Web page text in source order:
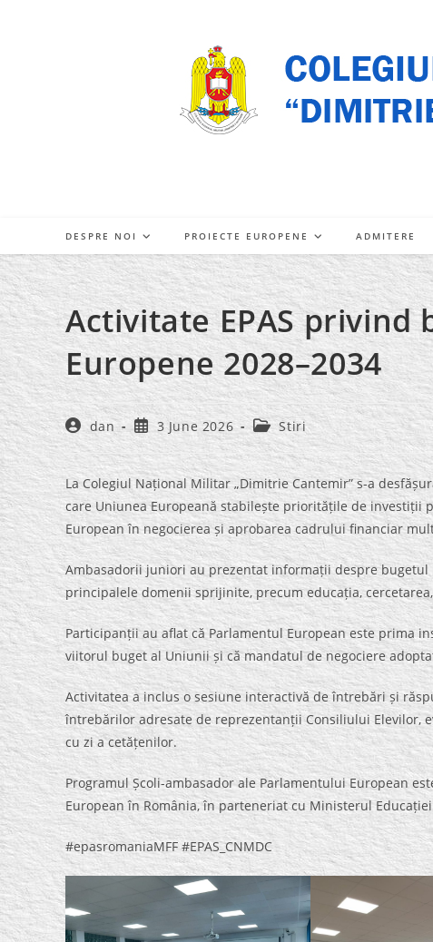
DESPRE NOI PROIECTE EUROPENE ADMITERE
Activitate EPAS
Europene 2028–2034
Post
author:
dan
Post
published:
3 June 2026
Post
category:
Stiri
La Colegiul Național Militar „Dimitrie Cantemir” s-a
care Uniunea Europeană stabilește prioritățile de investiții
European în negocierea și aprobarea cadrului financiar
Ambasadorii juniori au prezentat informații despre
principalele domenii sprijinite, precum educația,
Participanții au aflat că Parlamentul European este prima
viitorul buget al Uniunii și că mandatul de negociere
Activitatea a inclus o sesiune interactivă de întrebări și
întrebărilor adresate de reprezentanții Consiliului
cu zi a cetățenilor.
Programul Școli-ambasador ale Parlamentului European
European în România, în parteneriat cu Ministerul
#epasromaniaMFF #EPAS_CNMDC